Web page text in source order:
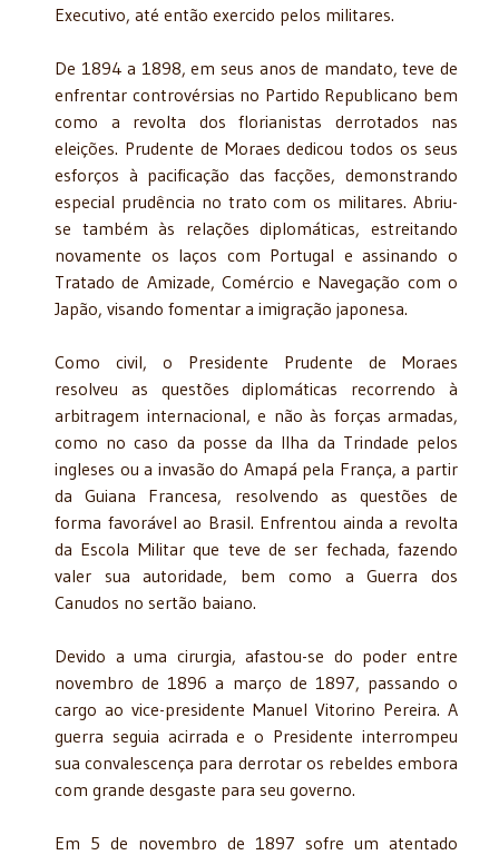
Executivo, até então exercido pelos militares.
De 1894 a 1898, em seus anos de mandato, teve de
enfrentar controvérsias no Partido Republicano bem
como a revolta dos florianistas derrotados nas
eleições. Prudente de Moraes dedicou todos os seus
esforços à pacificação das facções, demonstrando
especial prudência no trato com os militares. Abriu-
se também às relações diplomáticas, estreitando
novamente os laços com Portugal e assinando o
Tratado de Amizade, Comércio e Navegação com o
Japão, visando fomentar a imigração japonesa.
Como civil, o Presidente Prudente de Moraes
resolveu as questões diplomáticas recorrendo à
arbitragem internacional, e não às forças armadas,
como no caso da posse da Ilha da Trindade pelos
ingleses ou a invasão do Amapá pela França, a partir
da Guiana Francesa, resolvendo as questões de
forma favorável ao Brasil. Enfrentou ainda a revolta
da Escola Militar que teve de ser fechada, fazendo
valer sua autoridade, bem como a Guerra dos
Canudos no sertão baiano.
Devido a uma cirurgia, afastou-se do poder entre
novembro de 1896 a março de 1897, passando o
cargo ao vice-presidente Manuel Vitorino Pereira. A
guerra seguia acirrada e o Presidente interrompeu
sua convalescença para derrotar os rebeldes embora
com grande desgaste para seu governo.
Em 5 de novembro de 1897 sofre um atentado